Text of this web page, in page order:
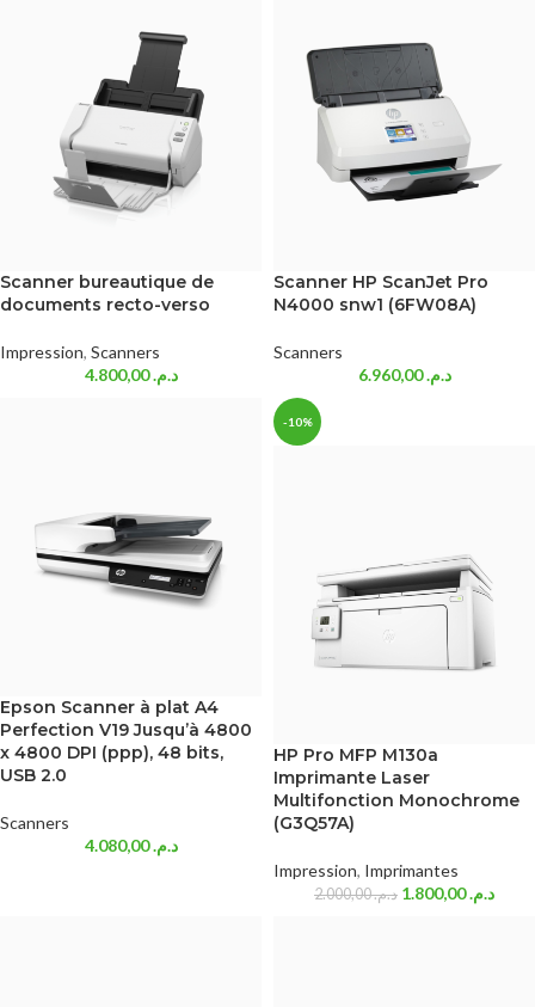
Scanner bureautique de
documents recto-verso
Impression, Scanners
د.م.4.800,00
Scanner HP ScanJet Pro
N4000 snw1 (6FW08A)
Scanners
د.م.6.960,00
Epson Scanner à plat A4
Perfection V19 Jusqu’à 4800
x 4800 DPI (ppp), 48 bits,
USB 2.0
Scanners
د.م.4.080,00
-10%
HP Pro MFP M130a
Imprimante Laser
Multifonction Monochrome
(G3Q57A)
Impression, Imprimantes
د.م.2.000,00 د.م.1.800,00